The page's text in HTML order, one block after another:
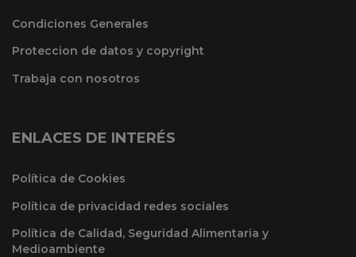
Condiciones Generales
Proteccion de datos y copyright
Trabaja con nosotros
ENLACES DE INTERÉS
Política de Cookies
Política de privacidad redes sociales
Política de Calidad, Seguridad Alimentaria y
Medioambiente